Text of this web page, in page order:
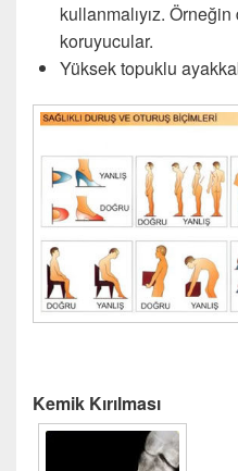
kullanmalıyız.
koruyucular.
Yüksek topuklu
Kemik Kırılması